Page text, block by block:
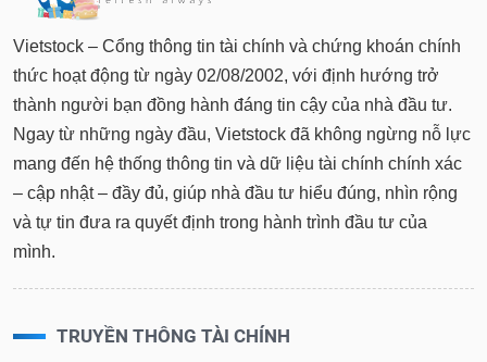
Vietstock – Cổng thông tin tài chính và chứng khoán chính
thức hoạt động từ ngày 02/08/2002, với định hướng trở
thành người bạn đồng hành đáng tin cậy của nhà đầu tư.
Ngay từ những ngày đầu, Vietstock đã không ngừng nỗ lực
mang đến hệ thống thông tin và dữ liệu tài chính chính xác
– cập nhật – đầy đủ, giúp nhà đầu tư hiểu đúng, nhìn rộng
và tự tin đưa ra quyết định trong hành trình đầu tư của
mình.
TRUYỀN THÔNG TÀI CHÍNH